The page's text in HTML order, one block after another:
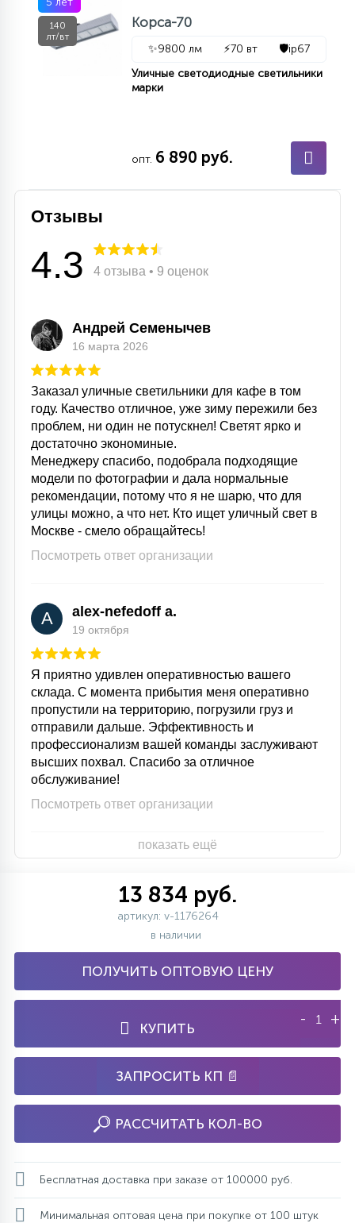
УПРАВЛЕНИЕ СВЕТОМ
КОМПЛЕКТУЮЩИЕ
37
НАПОЛЬНЫЕ
НАСТЕННЫЕ
С УПРАВЛЕНИЕМ
АКСЕССУАРЫ
140
лт/вт
Корса-70
✨9800 лм ⚡70 вт 🛡️ip67
Уличные светодиодные светильники
марки
опт. 6 890 руб.
Отзывы
4.3 4 отзыва • 9 оценок
Андрей Семенычев
16 марта 2026
Заказал уличные светильники для кафе в том
году. Качество отличное, уже зиму пережили без
проблем, ни один не потускнел! Светят ярко и
достаточно экономиные.
Менеджеру спасибо, подобрала подходящие
модели по фотографии и дала нормальные
рекомендации, потому что я не шарю, что для
улицы можно, а что нет. Кто ищет уличный свет в
Москве - смело обращайтесь!
Посмотреть ответ организации
A alex-nefedoff a.
19 октября
Я приятно удивлен оперативностью вашего
склада. С момента прибытия меня оперативно
пропустили на территорию, погрузили груз и
отправили дальше. Эффективность и
профессионализм вашей команды заслуживают
высших похвал. Спасибо за отличное
обслуживание!
Посмотреть ответ организации
показать ещё
13 834 руб.
артикул: v-1176264
в наличии
ПОЛУЧИТЬ ОПТОВУЮ ЦЕНУ
КУПИТЬ
- +
ЗАПРОСИТЬ КП 📄
РАССЧИТАТЬ КОЛ-ВО
Бесплатная доставка при заказе от 100000 руб.
Минимальная оптовая цена при покупке от 100 штук